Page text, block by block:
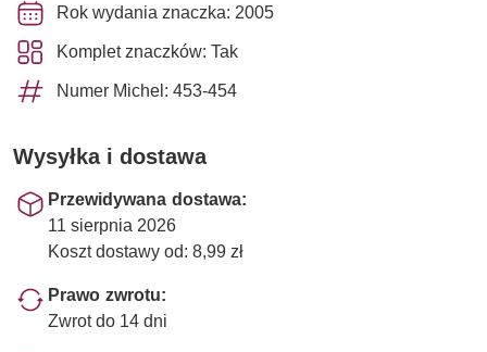
Rok wydania znaczka: 2005
Komplet znaczków: Tak
Numer Michel: 453-454
Wysyłka i dostawa
Przewidywana dostawa:
11 sierpnia 2026
Koszt dostawy od: 8,99 zł
Prawo zwrotu:
Zwrot do 14 dni